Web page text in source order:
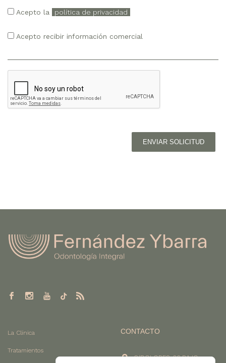
Acepto la política de privacidad
Acepto recibir información comercial
ENVIAR SOLICITUD
La Clínica
Tratamientos
CONTACTO
C/DOLORES, 26 BAJO